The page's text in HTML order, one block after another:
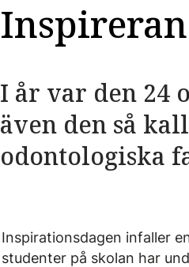
I år var den 24
även den så
odontologiska
Inspirationsdagen infaller
studenter på skolan har